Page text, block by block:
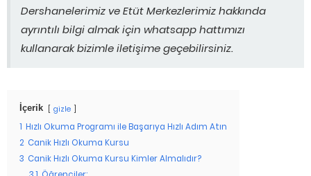
Dershanelerimiz ve Etüt Merkezlerimiz hakkında
ayrıntılı bilgi almak için whatsapp hattımızı
kullanarak bizimle iletişime geçebilirsiniz.
İçerik gizle
1 Hızlı Okuma Programı ile Başarıya Hızlı Adım Atın
2 Canik Hızlı Okuma Kursu
3 Canik Hızlı Okuma Kursu Kimler Almalıdır?